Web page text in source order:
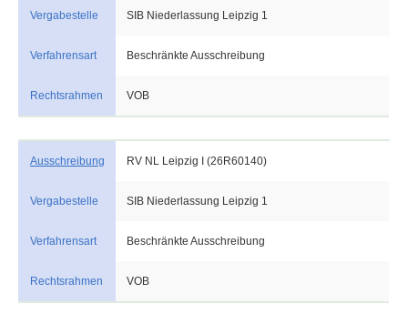
Vergabestelle SIB Niederlassung Leipzig 1
Verfahrensart Beschränkte Ausschreibung
Rechtsrahmen VOB
Ausschreibung RV NL Leipzig I (26R60140)
Vergabestelle SIB Niederlassung Leipzig 1
Verfahrensart Beschränkte Ausschreibung
Rechtsrahmen VOB